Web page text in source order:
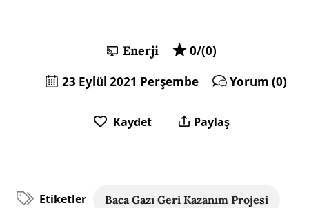
Enerji
0/(0)
23 Eylül 2021 Perşembe
Yorum (0)
Kaydet Paylaş
Etiketler Baca Gazı Geri Kazanım Projesi